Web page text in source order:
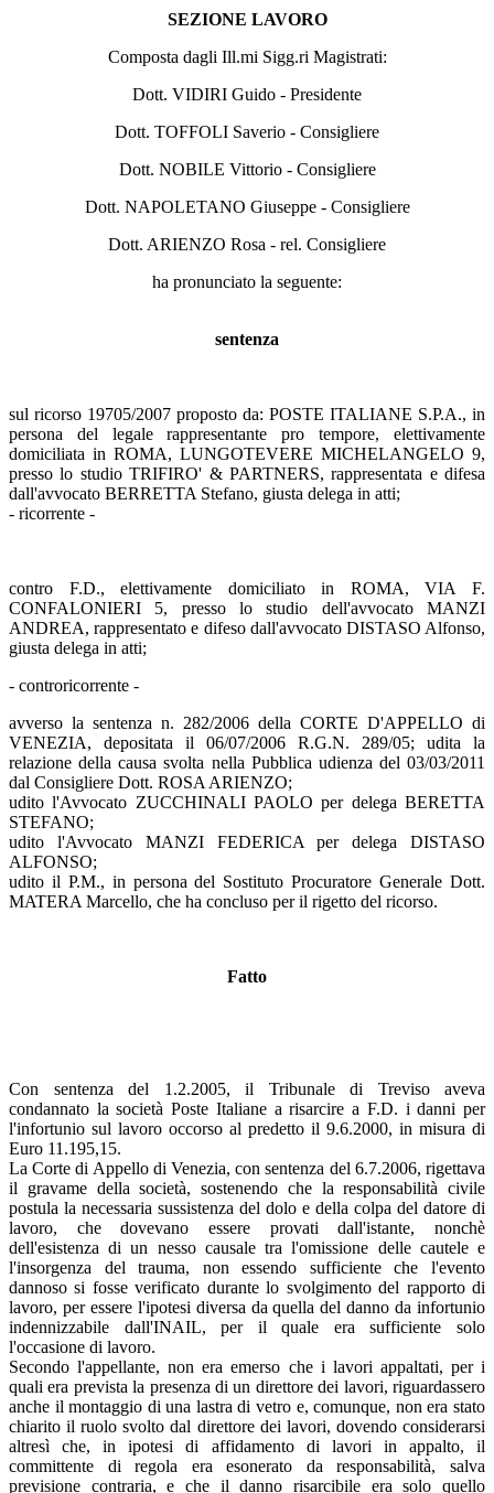
SEZIONE LAVORO
Composta dagli Ill.mi Sigg.ri Magistrati:
Dott. VIDIRI Guido - Presidente
Dott. TOFFOLI Saverio - Consigliere
Dott. NOBILE Vittorio - Consigliere
Dott. NAPOLETANO Giuseppe - Consigliere
Dott. ARIENZO Rosa - rel. Consigliere
ha pronunciato la seguente:
sentenza
sul ricorso 19705/2007 proposto da: POSTE ITALIANE S.P.A., in
persona del legale rappresentante pro tempore, elettivamente
domiciliata in ROMA, LUNGOTEVERE MICHELANGELO 9,
presso lo studio TRIFIRO' & PARTNERS, rappresentata e difesa
dall'avvocato BERRETTA Stefano, giusta delega in atti;
- ricorrente -
contro F.D., elettivamente domiciliato in ROMA, VIA F.
CONFALONIERI 5, presso lo studio dell'avvocato MANZI
ANDREA, rappresentato e difeso dall'avvocato DISTASO Alfonso,
giusta delega in atti;
- controricorrente -
avverso la sentenza n. 282/2006 della CORTE D'APPELLO di
VENEZIA, depositata il 06/07/2006 R.G.N. 289/05; udita la
relazione della causa svolta nella Pubblica udienza del 03/03/2011
dal Consigliere Dott. ROSA ARIENZO;
udito l'Avvocato ZUCCHINALI PAOLO per delega BERETTA
STEFANO;
udito l'Avvocato MANZI FEDERICA per delega DISTASO
ALFONSO;
udito il P.M., in persona del Sostituto Procuratore Generale Dott.
MATERA Marcello, che ha concluso per il rigetto del ricorso.
Fatto
Con sentenza del 1.2.2005, il Tribunale di Treviso aveva
condannato la società Poste Italiane a risarcire a F.D. i danni per
l'infortunio sul lavoro occorso al predetto il 9.6.2000, in misura di
Euro 11.195,15.
La Corte di Appello di Venezia, con sentenza del 6.7.2006, rigettava
il gravame della società, sostenendo che la responsabilità civile
postula la necessaria sussistenza del dolo e della colpa del datore di
lavoro, che dovevano essere provati dall'istante, nonchè
dell'esistenza di un nesso causale tra l'omissione delle cautele e
l'insorgenza del trauma, non essendo sufficiente che l'evento
dannoso si fosse verificato durante lo svolgimento del rapporto di
lavoro, per essere l'ipotesi diversa da quella del danno da infortunio
indennizzabile dall'INAIL, per il quale era sufficiente solo
l'occasione di lavoro.
Secondo l'appellante, non era emerso che i lavori appaltati, per i
quali era prevista la presenza di un direttore dei lavori, riguardassero
anche il montaggio di una lastra di vetro e, comunque, non era stato
chiarito il ruolo svolto dal direttore dei lavori, dovendo considerarsi
altresì che, in ipotesi di affidamento di lavori in appalto, il
committente di regola era esonerato da responsabilità, salva
previsione contraria, e che il danno risarcibile era solo quello